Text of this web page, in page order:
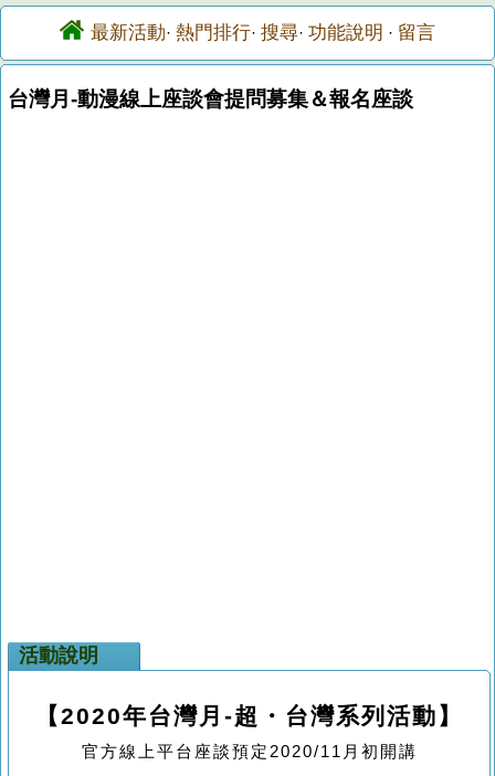
最新活動· 熱門排行· 搜尋· 功能說明 · 留言
台灣月-動漫線上座談會提問募集＆報名座談
活動說明
【2020年台灣月-超・台灣系列活動】
官方線上平台座談預定2020/11月初開講